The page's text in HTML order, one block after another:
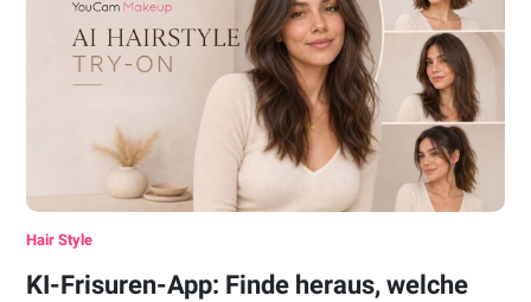
Hair Style
KI-Frisuren-App: Finde heraus, welche